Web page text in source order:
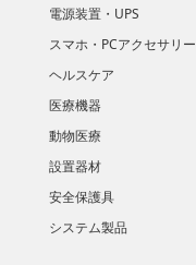
電源装置・UPS
スマホ・PCアクセサリー
ヘルスケア
医療機器
動物医療
設置器材
安全保護具
システム製品